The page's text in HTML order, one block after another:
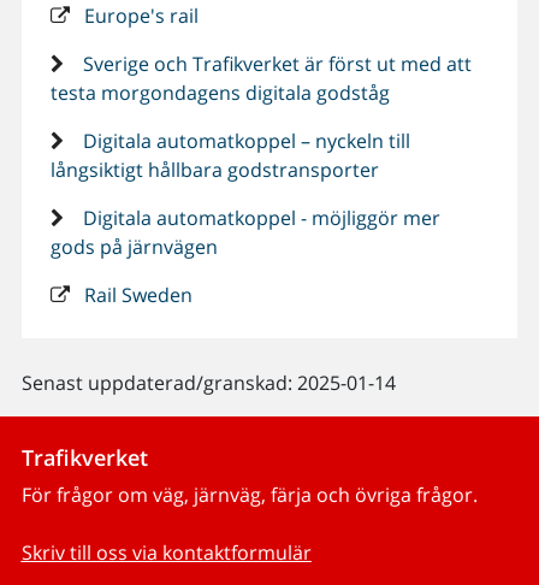
Europe's rail
Sverige och Trafikverket är först ut med att
testa morgondagens digitala godståg
Digitala automatkoppel – nyckeln till
långsiktigt hållbara godstransporter
Digitala automatkoppel - möjliggör mer
gods på järnvägen
Rail Sweden
Senast uppdaterad/granskad: 2025-01-14
Trafikverket
För frågor om väg, järnväg, färja och övriga frågor.
Skriv till oss via kontaktformulär